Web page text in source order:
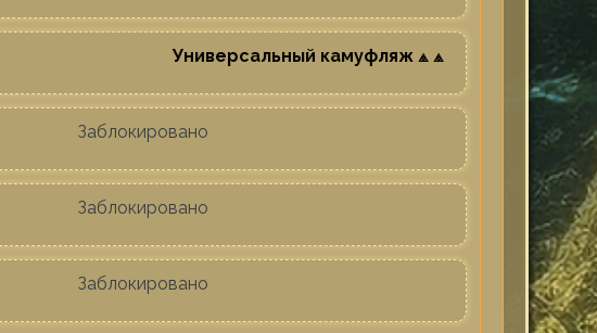
Универсальный камуфляж ⟁ ⟁
Заблокировано
Заблокировано
Заблокировано